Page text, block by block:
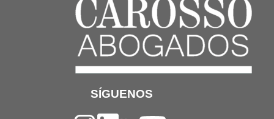
SÍGUENOS